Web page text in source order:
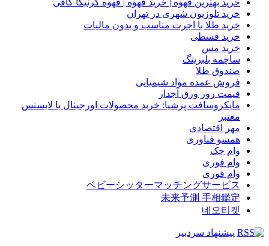
خرید بهترین قهوه | خرید قهوه | قهوه گرنیکا کافی
خرید تلوزیون شهری در تهران
خرید طلا با اجرت مناسب و بدون مالیات
خرید قسطی
خرید مس
ساچمه بلبرینگ
صندوق طلا
فروش عمده مواد شیمیایی
قیمت روز ورق آجدار
مایکروسافت پرشیا: خرید محصولات اورجینال با لایسنس
معتبر
مهر اقتصادی
همسو فناوری
وام چک
وام فوری
وام فوری
ベビーシッターマッチングサービス
未来予測 手相鑑定
네오티켓
پیشنهاد سردبیر